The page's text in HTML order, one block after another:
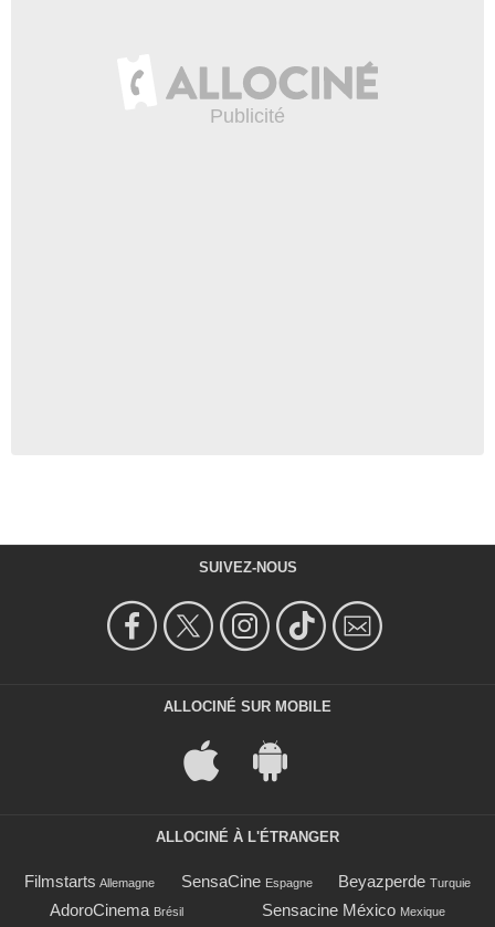
SUIVEZ-NOUS
ALLOCINÉ SUR MOBILE
ALLOCINÉ À L'ÉTRANGER
Filmstarts Allemagne SensaCine Espagne Beyazperde Turquie
AdoroCinema Brésil Sensacine México Mexique